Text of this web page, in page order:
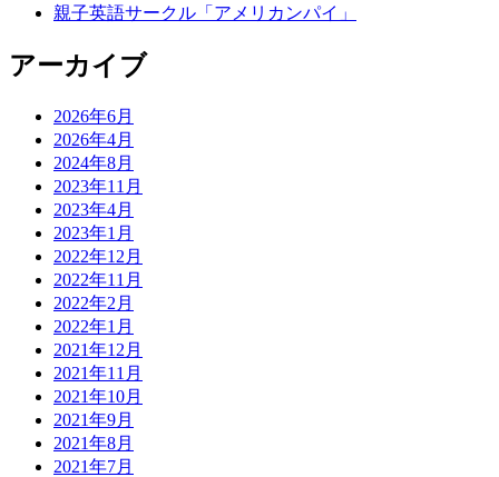
親子英語サークル「アメリカンパイ」
アーカイブ
2026年6月
2026年4月
2024年8月
2023年11月
2023年4月
2023年1月
2022年12月
2022年11月
2022年2月
2022年1月
2021年12月
2021年11月
2021年10月
2021年9月
2021年8月
2021年7月